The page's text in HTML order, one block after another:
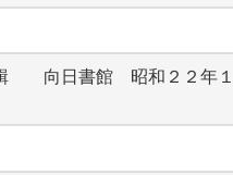
　向日書館　昭和２２年